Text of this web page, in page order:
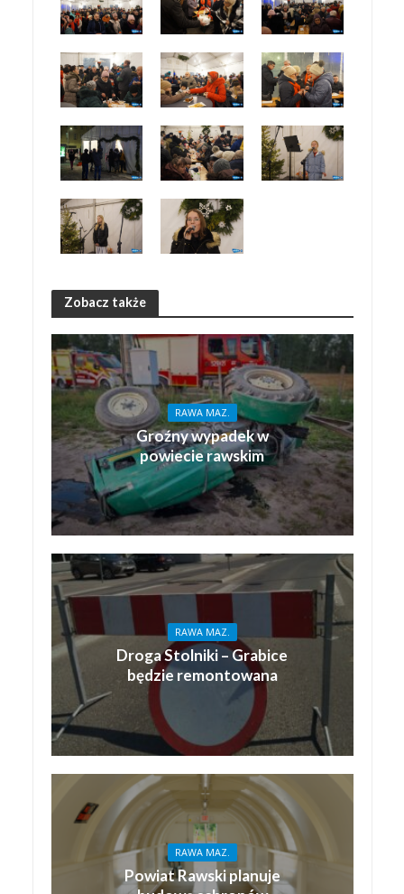
Zobacz także
RAWA MAZ.
Groźny wypadek w
powiecie rawskim
RAWA MAZ.
Droga Stolniki – Grabice
będzie remontowana
RAWA MAZ.
Powiat Rawski planuje